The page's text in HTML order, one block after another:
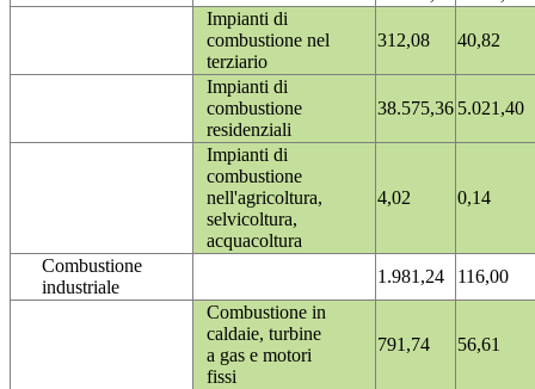
Impianti di
combustione nel
terziario
312,08 40,82
Impianti di
combustione
residenziali
38.575,36 5.021,40
Impianti di
combustione
nell'agricoltura,
selvicoltura,
acquacoltura
4,02 0,14
Combustione
industriale
1.981,24
116,00
Combustione in
caldaie, turbine
a gas e motori
fissi
791,74 56,61